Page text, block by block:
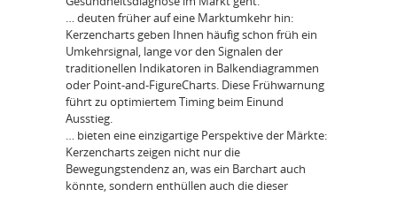
… deuten früher auf eine Marktumkehr hin:
Kerzencharts geben Ihnen häufig schon früh ein
Umkehrsignal, lange vor den Signalen der
traditionellen Indikatoren in Balkendiagrammen
oder Point-and-FigureCharts. Diese Frühwarnung
führt zu optimiertem Timing beim Einund
Ausstieg.
… bieten eine einzigartige Perspektive der Märkte:
Kerzencharts zeigen nicht nur die
Bewegungstendenz an, was ein Barchart auch
könnte, sondern enthüllen auch die dieser